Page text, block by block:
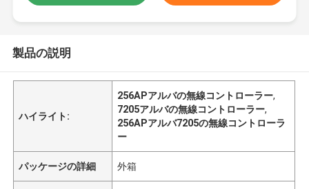
製品の説明
ハイライト:
256APアルバの無線コントローラー,
7205アルバの無線コントローラー,
256APアルバ7205の無線コントローラ
ー
パッケージの詳細 外箱